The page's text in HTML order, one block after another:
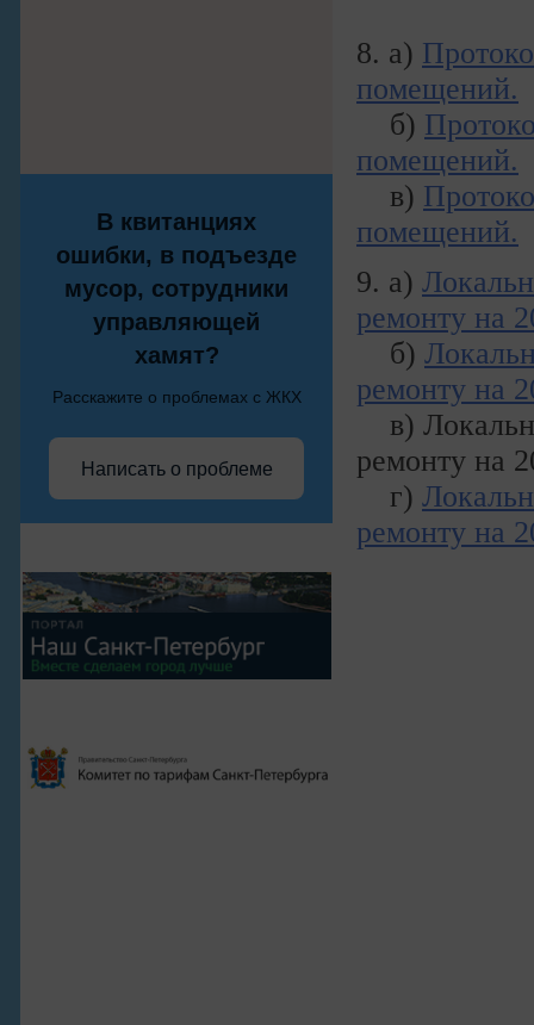
В квитанциях
ошибки, в подъезде
мусор, сотрудники
управляющей
хамят?
Расскажите о проблемах с ЖКХ
Написать о проблеме
8. а)
помещений.
б)
помещений.
в)
помещений.
9. а)
ремонту на
б)
ремонту на
в)
ремонту на
г)
ремонту на